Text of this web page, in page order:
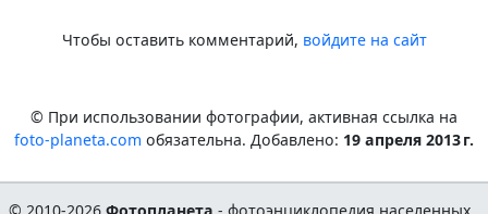
Чтобы оставить комментарий, войдите на сайт
© При использовании фотографии, активная ссылка на
foto-planeta.com обязательна. Добавлено: 19 апреля 2013 г.